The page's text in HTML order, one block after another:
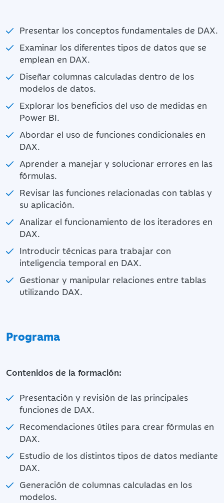
Presentar los conceptos fundamentales de DAX.
Examinar los diferentes tipos de datos que se
emplean en DAX.
Diseñar columnas calculadas dentro de los
modelos de datos.
Explorar los beneficios del uso de medidas en
Power BI.
Abordar el uso de funciones condicionales en
DAX.
Aprender a manejar y solucionar errores en las
fórmulas.
Revisar las funciones relacionadas con tablas y
su aplicación.
Analizar el funcionamiento de los iteradores en
DAX.
Introducir técnicas para trabajar con
inteligencia temporal en DAX.
Gestionar y manipular relaciones entre tablas
utilizando DAX.
Programa
Contenidos de la formación:
Presentación y revisión de las principales
funciones de DAX.
Recomendaciones útiles para crear fórmulas en
DAX.
Estudio de los distintos tipos de datos mediante
DAX.
Generación de columnas calculadas en los
modelos.